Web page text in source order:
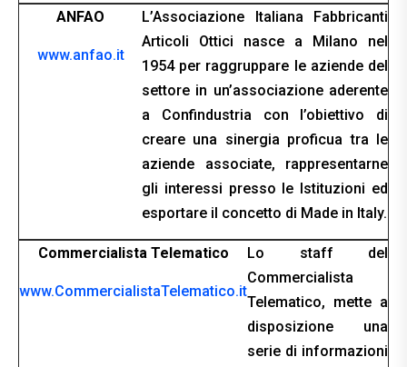
ANFAO
www.anfao.it
L’Associazione Italiana Fabbricanti
Articoli Ottici nasce a Milano nel
1954 per raggruppare le aziende del
settore in un’associazione aderente
a Confindustria con l’obiettivo di
creare una sinergia proficua tra le
aziende associate, rappresentarne
gli interessi presso le Istituzioni ed
esportare il concetto di Made in Italy.
Commercialista Telematico
www.CommercialistaTelematico.it
Lo staff del
Commercialista
Telematico, mette a
disposizione una
serie di informazioni